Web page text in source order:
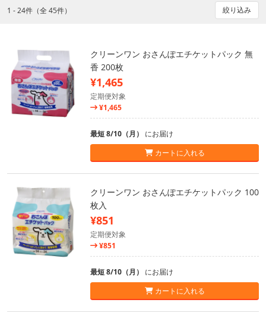
1 - 24件（全 45件） 絞り込み
クリーンワン おさんぽエチケットパック 無
香 200枚
¥1,465
定期便対象
¥1,465
最短 8/10（月） にお届け
カートに入れる
クリーンワン おさんぽエチケットパック 100
枚入
¥851
定期便対象
¥851
最短 8/10（月） にお届け
カートに入れる